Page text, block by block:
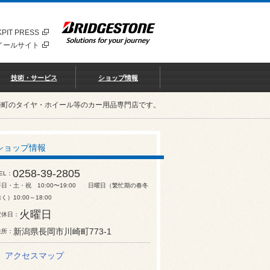
PRESS
ルサイト
技術・サービス ショップ情報
のタイヤ・ホイール等のカー用品専門店です。
ョップ情報
0258-39-2805
日・土・祝 10:00〜19:00 日曜日（繁忙期の春冬
く）10:00～18:00
日 火曜日
所 新潟県長岡市川崎町773-1
アクセスマップ